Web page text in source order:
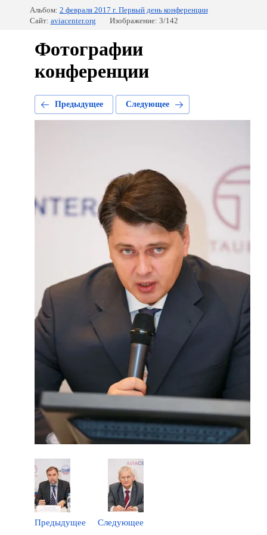
Альбом: 2 февраля 2017 г. Первый день конференции
Сайт: aviacenter.org Изображение: 3/142
Фотографии
конференции
Предыдущее Следующее
Предыдущее Следующее